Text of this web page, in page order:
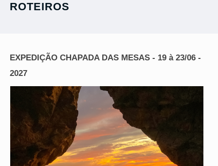
ROTEIROS
EXPEDIÇÃO CHAPADA DAS MESAS - 19 à 23/06 -
2027